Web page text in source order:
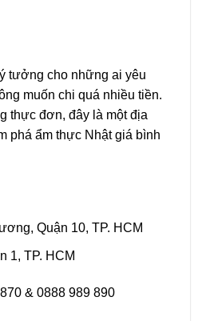
tưởng cho những ai yêu
muốn chi quá nhiều tiền.
thực đơn, đây là một địa
phá ẩm thực Nhật giá bình
Quận 10, TP. HCM
1, TP. HCM
& 0888 989 890